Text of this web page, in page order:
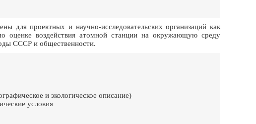
для проектных и научно-исследовательских организаций как
оценке воздействия атомной станции на окружающую среду
СССР и общественности.
и экологическое описание)
условия